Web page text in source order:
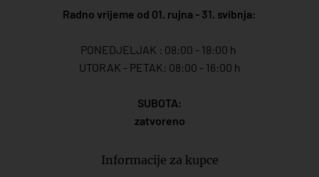
Radno vrijeme od 01. rujna - 31. svibnja:
PONEDJELJAK : 08:00 - 18:00 h
UTORAK - PETAK: 08:00 - 16:00 h
SUBOTA:
zatvoreno
Informacije za kupce